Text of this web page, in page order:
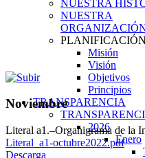
NUESTRA
NUESTRA
PLANIFICACIÓN
Misión
Visión
Objetivos
Principios
TRANSPARENCIA
2026
Enero
Noviembre
Literal a1.–Organigrama de la
Literal_a1-octubre2022.pdf
Descarga